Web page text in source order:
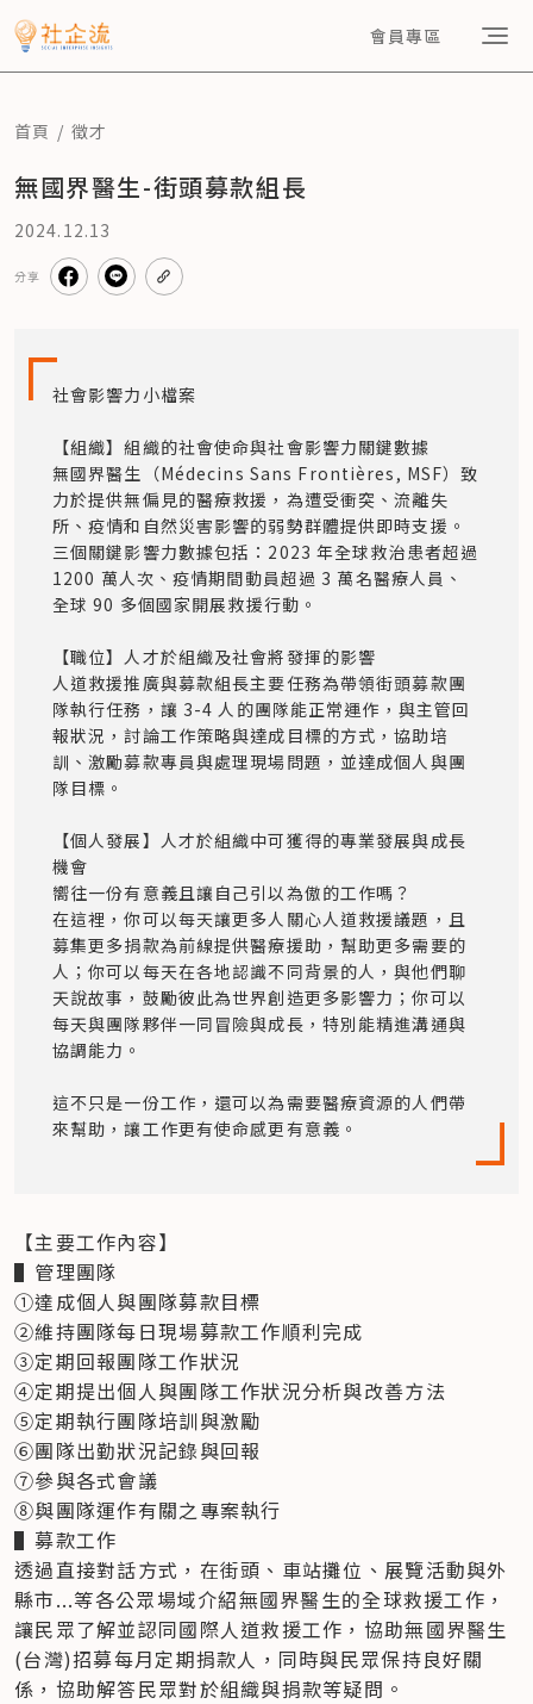
會員專區
首頁 徵才
無國界醫生-街頭募款組長
2024.12.13
分享
社會影響力小檔案
【組織】組織的社會使命與社會影響力關鍵數據
無國界醫生（Médecins Sans Frontières, MSF）致
力於提供無偏見的醫療救援，為遭受衝突、流離失
所、疫情和自然災害影響的弱勢群體提供即時支援。
三個關鍵影響力數據包括：2023 年全球救治患者超過
1200 萬人次、疫情期間動員超過 3 萬名醫療人員、
全球 90 多個國家開展救援行動。
【職位】人才於組織及社會將發揮的影響
人道救援推廣與募款組長主要任務為帶領街頭募款團
隊執行任務，讓 3-4 人的團隊能正常運作，與主管回
報狀況，討論工作策略與達成目標的方式，協助培
訓、激勵募款專員與處理現場問題，並達成個人與團
隊目標。
【個人發展】人才於組織中可獲得的專業發展與成長
機會
嚮往一份有意義且讓自己引以為傲的工作嗎？
在這裡，你可以每天讓更多人關心人道救援議題，且
募集更多捐款為前線提供醫療援助，幫助更多需要的
人；你可以每天在各地認識不同背景的人，與他們聊
天說故事，鼓勵彼此為世界創造更多影響力；你可以
每天與團隊夥伴一同冒險與成長，特別能精進溝通與
協調能力。
這不只是一份工作，還可以為需要醫療資源的人們帶
來幫助，讓工作更有使命感更有意義。
▌ 管理團隊
①達成個人與團隊募款目標
②維持團隊每日現場募款工作順利完成
③定期回報團隊工作狀況
④定期提出個人與團隊工作狀況分析與改善方法
⑤定期執行團隊培訓與激勵
⑥團隊出勤狀況記錄與回報
⑦參與各式會議
▌募款工作
透過直接對話方式，在街頭、車站攤位、展覽活動與外
縣市...等各公眾場域介紹無國界醫生的全球救援工作，
讓民眾了解並認同國際人道救援工作，協助無國界醫生
(台灣)招募每月定期捐款人，同時與民眾保持良好關
係，協助解答民眾對於組織與捐款等疑問。